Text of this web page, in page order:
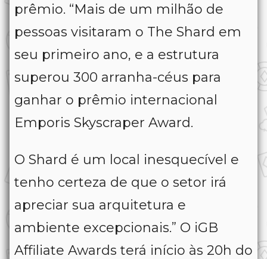
prêmio. “Mais de um milhão de
pessoas visitaram o The Shard em
seu primeiro ano, e a estrutura
superou 300 arranha-céus para
ganhar o prêmio internacional
Emporis Skyscraper Award.
O Shard é um local inesquecível e
tenho certeza de que o setor irá
apreciar sua arquitetura e
ambiente excepcionais.” O iGB
Affiliate Awards terá início às 20h do